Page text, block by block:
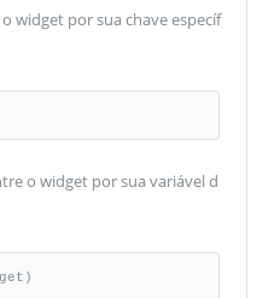
widget por sua chave específ
o widget por sua variável d